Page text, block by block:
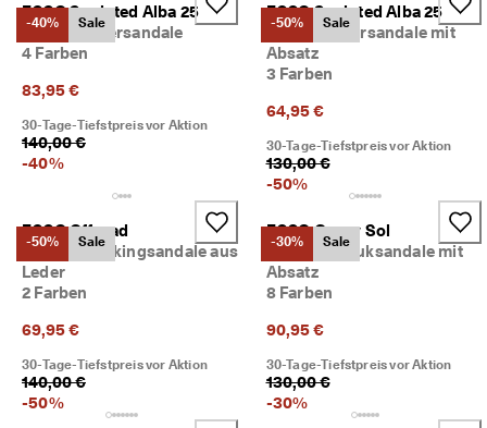
-40% Sale
ECCO Sculpted Alba 25
Damen Ledersandale
4 Farben
83,95 €
30-Tage-Tiefstpreis vor Aktion
140,00 €
-40%
-50% Sale
ECCO Sculpted Alba 25
Damen Ledersandale mit
Absatz
3 Farben
64,95 €
30-Tage-Tiefstpreis vor Aktion
130,00 €
-50%
-50% Sale
ECCO Offroad
Damen Trekkingsandale aus
Leder
2 Farben
69,95 €
30-Tage-Tiefstpreis vor Aktion
140,00 €
-50%
-30% Sale
ECCO Gruuv Sol
Damen Nubuksandale mit
Absatz
8 Farben
90,95 €
30-Tage-Tiefstpreis vor Aktion
130,00 €
-30%